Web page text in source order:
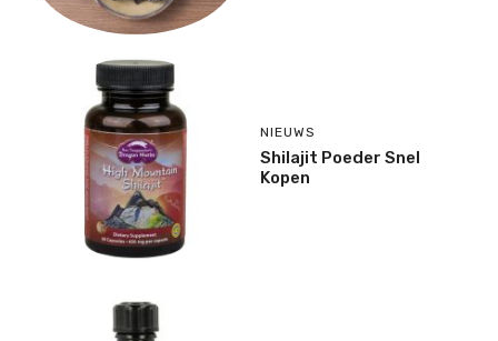
NIEUWS
Shilajit Poeder Snel
Kopen